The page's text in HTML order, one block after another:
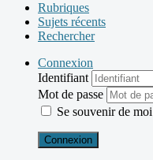
Rubriques
Sujets récents
Rechercher
Connexion
Identifiant
Mot de passe
Se souvenir de moi
Connexion